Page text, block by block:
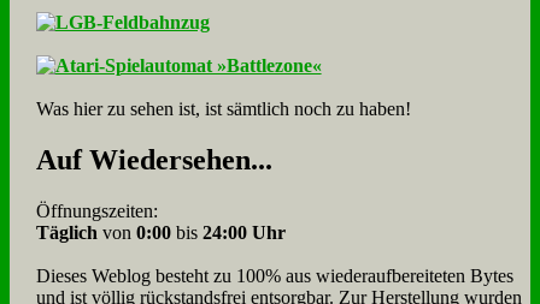
Was hier zu sehen ist, ist sämt­lich noch zu haben!
Auf Wie­der­se­hen...
Öffnungszeiten:
Täglich von 0:00bis 24:00 Uhr
Dieses Weblog besteht zu 100% aus wie­der­auf­bereite­ten Bytes
und ist völlig rück­stands­frei ent­sorg­bar. Zur Herstellung wurden